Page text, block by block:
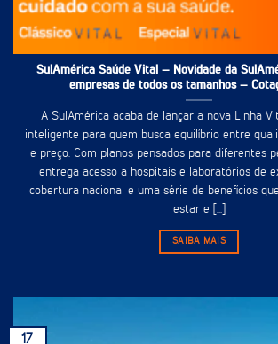
SulAmérica Saúde Vital – Novidade da
empresas de todos os tamanhos –
A SulAmérica acaba de lançar a nova Linha
inteligente para quem busca equilíbrio entre
e preço. Com planos pensados para diferentes
entrega acesso a hospitais e laboratórios de
cobertura nacional e uma série de benefícios
estar e [...]
SAIBA MAIS
17